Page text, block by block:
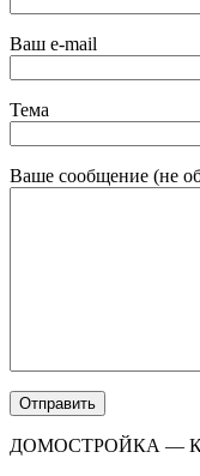
Ваш e-mail
Тема
Ваше сообщение (не
ДОМОСТРОЙКА —